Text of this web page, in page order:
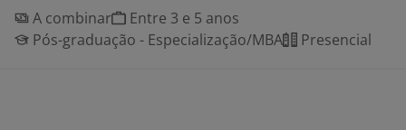
A combinar
Entre 3 e 5 anos
Pós-graduação - Especialização/MBA
Presencial